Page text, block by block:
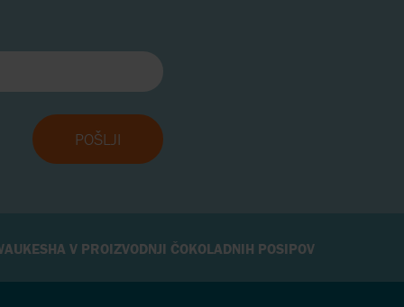
V PROIZVODNJI ČOKOLADNIH POSIPOV